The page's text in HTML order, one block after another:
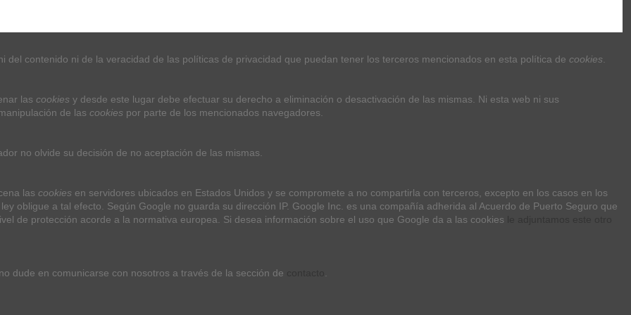
Contact us
Av. Seneca Esq, Av. Ildefonso Marañón Lavín, 41019 Sevilla
C. Resolana, 34, 41009 Sevilla
+34 955155262
Noticias
del contenido ni de la veracidad de las políticas de privacidad que puedan tener los terceros mencionados en esta política de cookies.
las cookies y desde este lugar debe efectuar su derecho a eliminación o desactivación de las mismas. Ni esta web ni sus
de las cookies por parte de los mencionados navegadores.
no olvide su decisión de no aceptación de las mismas.
las cookies en servidores ubicados en Estados Unidos y se compromete a no compartirla con terceros, excepto en los casos en los
obligue a tal efecto. Según Google no guarda su dirección IP. Google Inc. es una compañía adherida al Acuerdo de Puerto Seguro que
de protección acorde a la normativa europea. Si desea información sobre el uso que Google da a las cookies
no dude en comunicarse con nosotros a través de la sección de .